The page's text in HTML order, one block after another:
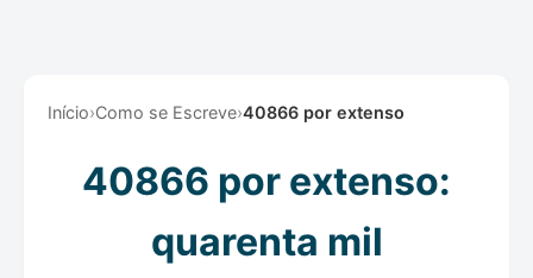
Início›Como se Escreve›40866 por extenso
40866 por extenso:
quarenta mil